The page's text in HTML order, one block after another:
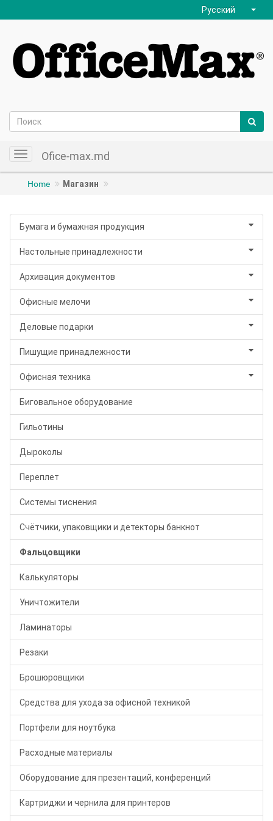
Русский
ToggleOfice-max.md
Home Магазин
Бумага и бумажная продукция
Настольные принадлежности
Архивация документов
Офисные мелочи
Деловые подарки
Пишущие принадлежности
Офисная техника
Биговальное оборудование
Гильотины
Дыроколы
Переплет
Системы тиснения
Счётчики, упаковщики и детекторы банкнот
Фальцовщики
Калькуляторы
Уничтожители
Ламинаторы
Резаки
Брошюровщики
Средства для ухода за офисной техникой
Портфели для ноутбука
Расходные материалы
Оборудование для презентаций, конференций
Картриджи и чернила для принтеров